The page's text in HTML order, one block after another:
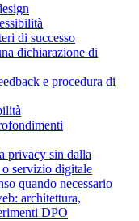
di successo
dichiarazione di
e procedura di
privacy sin dalla
servizio digitale
quando necessario
architettura,
DPO